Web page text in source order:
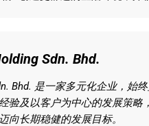
Sdn. Bhd.
Bhd. 是一家多元化企业，始
验及以客户为中心的发展策
向长期稳健的发展目标。